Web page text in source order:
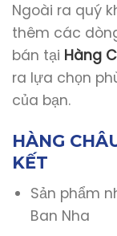
Ngoài ra quý
thêm các
bán tại Hàng
ra lựa chọn
của bạn.
HÀNG
KẾT
Sản phẩm
Ban Nha